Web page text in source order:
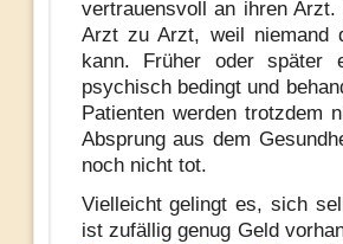
vertrauensvoll an ihren
Arzt zu Arzt, weil niemand
kann. Früher oder später
psychisch bedingt und
Patienten werden trotzdem
Absprung aus dem
noch nicht tot.
Vielleicht gelingt es, sich
ist zufällig genug Geld